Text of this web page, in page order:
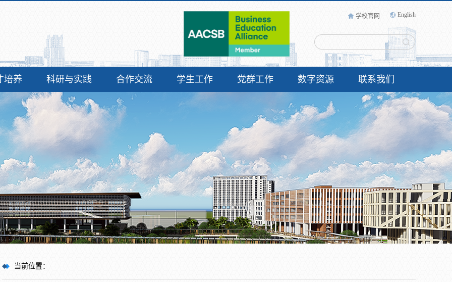
学校官网 English
培养 科研与实践 合作交流 学生工作 党群工作 数字资源 联系我们
当前位置：